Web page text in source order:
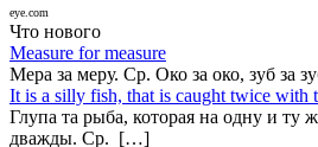
eye.com
Что нового
Measure for measure
Мера за меру. Ср. Око за око, зуб за
It is a silly fish, that is caught twice with
Глупа та рыба, которая на одну и ту
дважды. Ср. […]